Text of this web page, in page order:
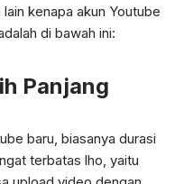
kenapa akun Youtube
di bawah ini:
Panjang
baru, biasanya durasi
terbatas lho, yaitu